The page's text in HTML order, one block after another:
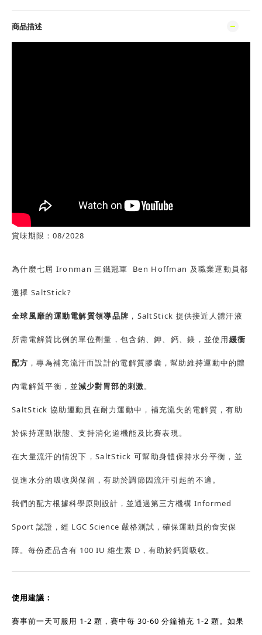
商品描述
賞味期限：08/2028
為什麼七屆 Ironman 三鐵冠軍 Ben Hoffman 及職業運動員都
選擇 SaltStick?
全球風靡的運動電解質領導品牌 ， SaltStick 提供接近人體汗液
所需電解質比例的單位劑量，包含鈉、鉀、鈣、鎂，並使用緩衝
配方 ，專為補充流汗而設計的電解質膠囊，幫助維持運動中的體
內電解質平衡，並減少對胃部的刺激。
SaltStick 協助運動員在耐力運動中，補充流失的電解質，有助
於保持運動狀態、支持消化道機能及比賽表現。
在大量流汗的情況下，SaltStick 可幫助身體保持水分平衡，並
促進水分的吸收與保留，有助於調節因流汗引起的不適。
我們的配方根據科學原則設計，並通過第三方機構 Informed
Sport 認證，經 LGC Science 嚴格測試，確保運動員的食安保
障。每份產品含有 100 IU 維生素 D，有助於鈣質吸收。
使用建議：
賽事前一天可服用 1-2 顆，賽中每 30-60 分鐘補充 1-2 顆。如果